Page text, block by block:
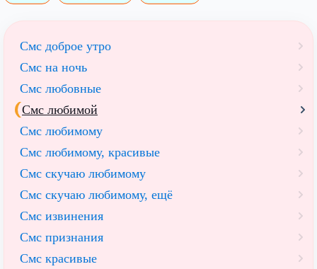
Смс доброе утро
Смс на ночь
Смс любовные
Смс любимой
Смс любимому
Смс любимому, красивые
Смс скучаю любимому
Смс скучаю любимому, ещё
Смс извинения
Смс признания
Смс красивые